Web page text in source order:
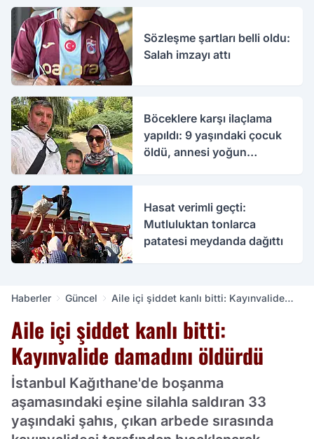
Sözleşme şartları belli oldu:
Salah imzayı attı
Böceklere karşı ilaçlama
yapıldı: 9 yaşındaki çocuk
öldü, annesi yoğun
Hasat verimli geçti:
Mutluluktan tonlarca
patatesi meydanda dağıttı
Haberler Güncel
Aile içi şiddet kanlı bitti: Kayınvalide
Aile içi şiddet kanlı bitti:
Kayınvalide damadını öldürdü
İstanbul Kağıthane'de boşanma
aşamasındaki eşine silahla saldıran 33
yaşındaki şahıs, çıkan arbede sırasında